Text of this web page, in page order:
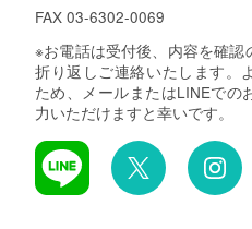
FAX 03-6302-0069
※お電話は受付後、内容を確認
折り返しご連絡いたします。
ため、メールまたはLINEでの
力いただけますと幸いです。